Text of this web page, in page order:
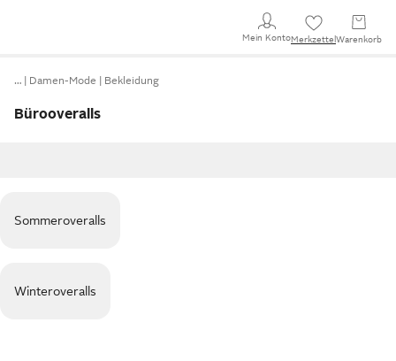
Mein KontoMerkzettel Warenkorb
… Damen-Mode Bekleidung
Bürooveralls
Sommeroveralls
Winteroveralls